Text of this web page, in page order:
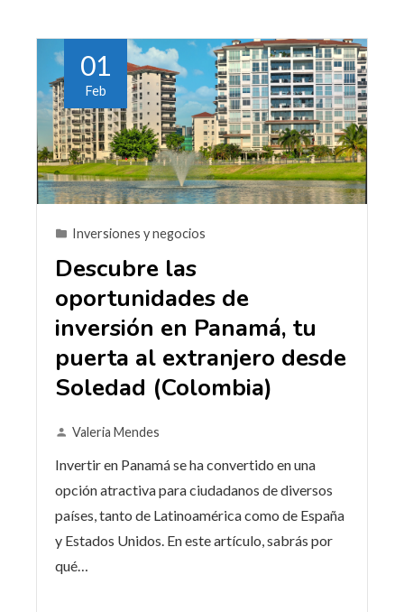
01
Feb
Inversiones y negocios
Descubre las
oportunidades de
inversión en Panamá, tu
puerta al extranjero desde
Soledad (Colombia)
Valeria Mendes
Invertir en Panamá se ha convertido en una
opción atractiva para ciudadanos de diversos
países, tanto de Latinoamérica como de España
y Estados Unidos. En este artículo, sabrás por
qué…